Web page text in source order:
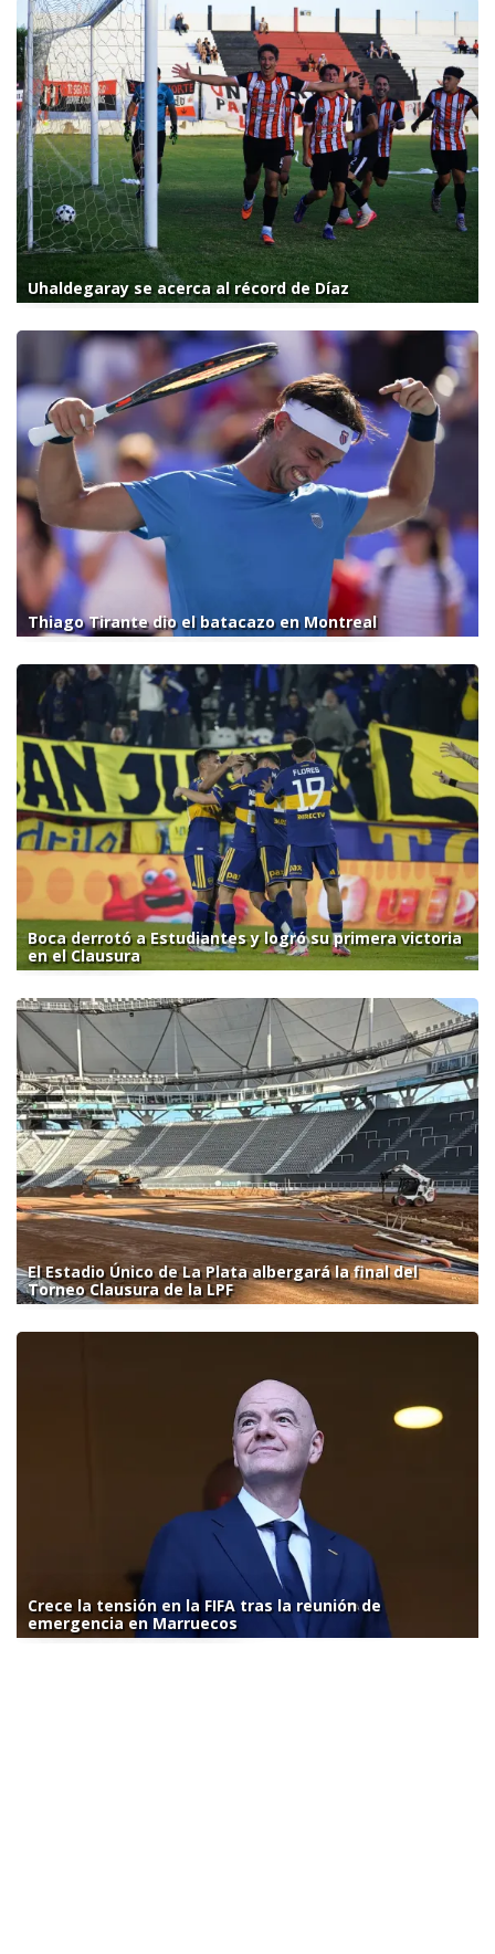
Uhaldegaray se acerca al récord de Díaz
Thiago Tirante dio el batacazo en Montreal
Boca derrotó a Estudiantes y logró su primera victoria
en el Clausura
El Estadio Único de La Plata albergará la final del
Torneo Clausura de la LPF
Crece la tensión en la FIFA tras la reunión de
emergencia en Marruecos